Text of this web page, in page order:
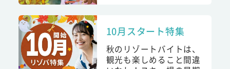
10月スタート特集
秋のリゾートバイトは、
観光も楽しめること間違